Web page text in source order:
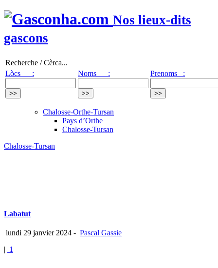
Nos lieux-dits
gascons
Recherche / Cèrca...
Lòcs :
Noms : Prenoms :
Chalosse-Orthe-Tursan
Pays d’Orthe
Chalosse-Tursan
Chalosse-Tursan
Labatut
lundi 29 janvier 2024 - Pascal Gassie
| 1